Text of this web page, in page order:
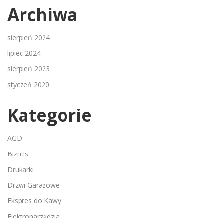
Archiwa
sierpień 2024
lipiec 2024
sierpień 2023
styczeń 2020
Kategorie
AGD
Biznes
Drukarki
Drzwi Garażowe
Ekspres do Kawy